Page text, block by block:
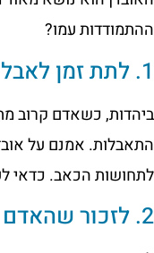
ההתמודדות עמו?
1. לתת זמן לאבל
ביהדות, כשאדם קרוב
התאבלות. אמנם על
לתחושות הכאב. כדאי
2. לזכור שהאדם המת עדיין בתוכנו